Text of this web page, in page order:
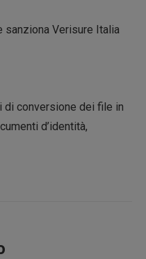
sanziona Verisure Italia
di conversione dei file in
d’identità,